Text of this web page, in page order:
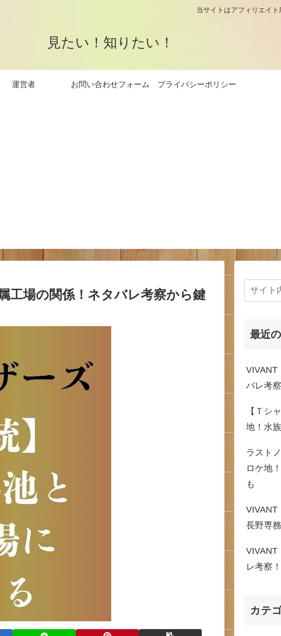
です。 当サイトはアフィリエイト広告を利用
見たい！知りたい！
運営者 お問い合わせフォーム プライバシーポリシー
工場の関係！ネタバレ考察から鍵
最近
VIVANT
バレ考
【Ｔシ
地！水
ラスト
ロケ地
も
VIVANT
長野専
VIVANT
レ考察
カテ